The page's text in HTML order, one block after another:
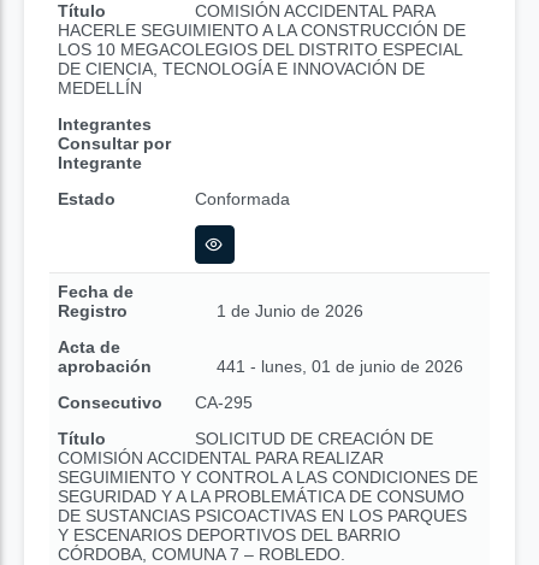
Título
COMISIÓN ACCIDENTAL PARA
HACERLE SEGUIMIENTO A LA CONSTRUCCIÓN DE
LOS 10 MEGACOLEGIOS DEL DISTRITO ESPECIAL
DE CIENCIA, TECNOLOGÍA E INNOVACIÓN DE
MEDELLÍN
Integrantes
Consultar por
Integrante
Estado
Conformada
Fecha de
Registro
1 de Junio de 2026
Acta de
aprobación
441 - lunes, 01 de junio de 2026
Consecutivo
CA-295
Título
SOLICITUD DE CREACIÓN DE
COMISIÓN ACCIDENTAL PARA REALIZAR
SEGUIMIENTO Y CONTROL A LAS CONDICIONES DE
SEGURIDAD Y A LA PROBLEMÁTICA DE CONSUMO
DE SUSTANCIAS PSICOACTIVAS EN LOS PARQUES
Y ESCENARIOS DEPORTIVOS DEL BARRIO
CÓRDOBA, COMUNA 7 – ROBLEDO.